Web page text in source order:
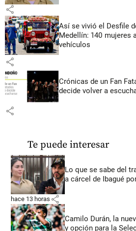
share
Así se vivió el Desfile
Medellín: 140 mujeres
vehículos
share
Crónicas de un Fan
decide volver a
share
Te puede interesar
Lo que se sabe del
a cárcel de Ibagué
hace 13 horas share
Camilo Durán, la
y opción para la